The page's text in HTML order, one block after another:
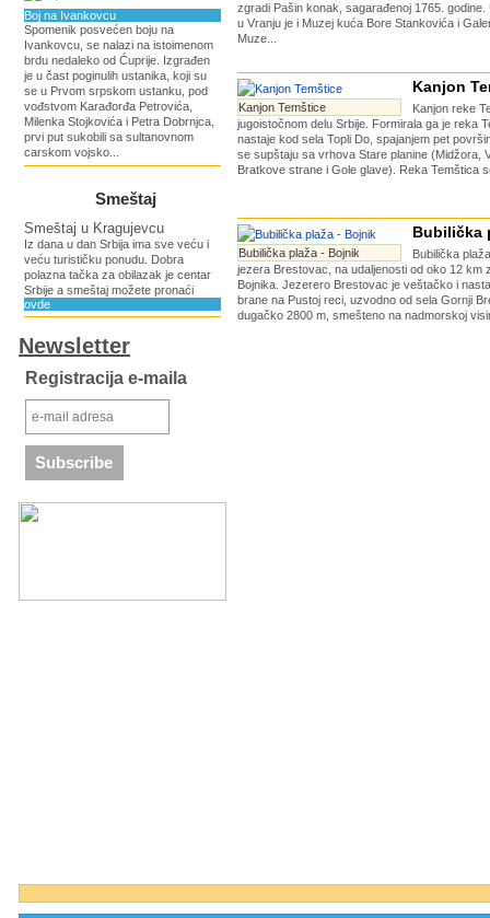
Boj na Ivankovcu
Spomenik posvećen boju na
Ivankovcu, se nalazi na istoimenom
brdu nedaleko od Ćuprije. Izgrađen
je u čast poginulih ustanika, koji su
se u Prvom srpskom ustanku, pod
vođstvom Karađorđa Petrovića,
Milenka Stojkovića i Petra Dobrnjca,
prvi put sukobili sa sultanovnom
carskom vojsko...
Smeštaj
Smeštaj u Kragujevcu
Iz dana u dan Srbija ima sve veću i
veću turističku ponudu. Dobra
polazna tačka za obilazak je centar
Srbije a smeštaj možete pronaći
ovde
Newsletter
Registracija e-maila
zgradi Pašin konak, sagarađenoj 1765.
u Vranju je i Muzej kuća Bore Stankovića i
Muze...
Kanjon Temštice
Kanjon
Kanjon reke
jugoistočnom delu Srbije. Formirala ga je reka
nastaje kod sela Topli Do, spajanjem pet
se supštaju sa vrhova Stare planine (Midžora,
Bratkove strane i Gole glave). Reka Temštica
Bubilička plaža - Bojnik
Bubilička
Bubilička
jezera Brestovac, na udaljenosti od oko 12 km
Bojnika. Jezerero Brestovac je veštačko i
brane na Pustoj reci, uzvodno od sela Gornji
dugačko 2800 m, smešteno na nadmorskoj